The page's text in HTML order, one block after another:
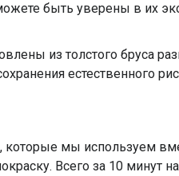
быть уверены в их
из толстого бруса
естественного
которые мы используем
Всего за 10 минут